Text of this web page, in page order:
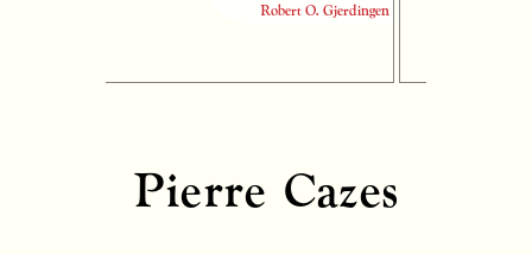
Robert O. Gjerdingen
Pierre Cazes